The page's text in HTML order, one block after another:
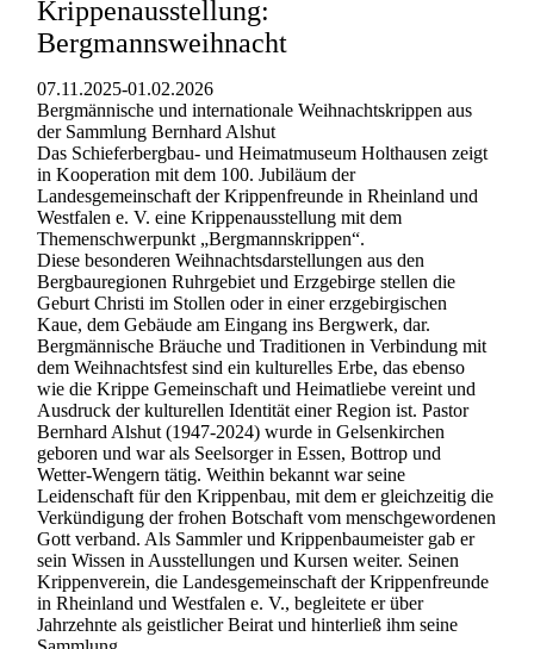
Krippenausstellung:
Bergmannsweihnacht
07.11.2025-01.02.2026
Bergmännische und internationale Weihnachtskrippen aus
der Sammlung Bernhard Alshut
Das Schieferbergbau- und Heimatmuseum Holthausen zeigt
in Kooperation mit dem 100. Jubiläum der
Landesgemeinschaft der Krippenfreunde in Rheinland und
Westfalen e. V. eine Krippenausstellung mit dem
Themenschwerpunkt „Bergmannskrippen“.
Diese besonderen Weihnachtsdarstellungen aus den
Bergbauregionen Ruhrgebiet und Erzgebirge stellen die
Geburt Christi im Stollen oder in einer erzgebirgischen
Kaue, dem Gebäude am Eingang ins Bergwerk, dar.
Bergmännische Bräuche und Traditionen in Verbindung mit
dem Weihnachtsfest sind ein kulturelles Erbe, das ebenso
wie die Krippe Gemeinschaft und Heimatliebe vereint und
Ausdruck der kulturellen Identität einer Region ist. Pastor
Bernhard Alshut (1947-2024) wurde in Gelsenkirchen
geboren und war als Seelsorger in Essen, Bottrop und
Wetter-Wengern tätig. Weithin bekannt war seine
Leidenschaft für den Krippenbau, mit dem er gleichzeitig die
Verkündigung der frohen Botschaft vom menschgewordenen
Gott verband. Als Sammler und Krippenbaumeister gab er
sein Wissen in Ausstellungen und Kursen weiter. Seinen
Krippenverein, die Landesgemeinschaft der Krippenfreunde
in Rheinland und Westfalen e. V., begleitete er über
Jahrzehnte als geistlicher Beirat und hinterließ ihm seine